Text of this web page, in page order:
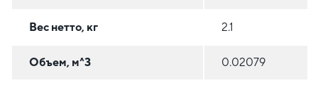
Вес нетто, кг 2.1
Объем, м^3 0.02079